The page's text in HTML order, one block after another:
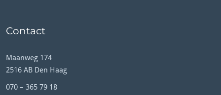
Contact
Maanweg 174
2516 AB Den Haag
070 – 365 79 18